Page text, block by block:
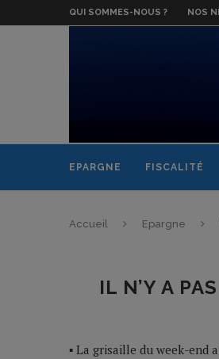
QUI SOMMES-NOUS ? NOS
EPARGNE FISCALITÉ
Accueil Epargne
IL N’Y A
▪ La grisaille du week-end